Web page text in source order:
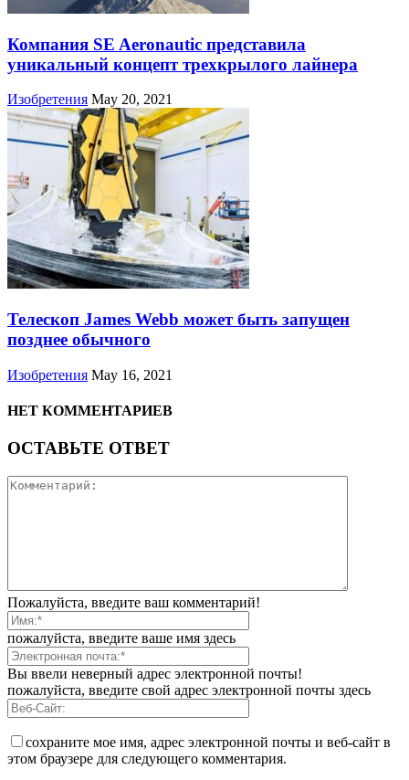
Компания SE Aeronautic представила
уникальный концепт трехкрылого лайнера
Изобретения May 20, 2021
Телескоп James Webb может быть запущен
позднее обычного
Изобретения May 16, 2021
НЕТ КОММЕНТАРИЕВ
ОСТАВЬТЕ ОТВЕТ
Пожалуйста, введите ваш комментарий!
пожалуйста, введите ваше имя здесь
Вы ввели неверный адрес электронной почты!
пожалуйста, введите свой адрес электронной почты здесь
сохраните мое имя, адрес электронной почты и веб-сайт в
этом браузере для следующего комментария.